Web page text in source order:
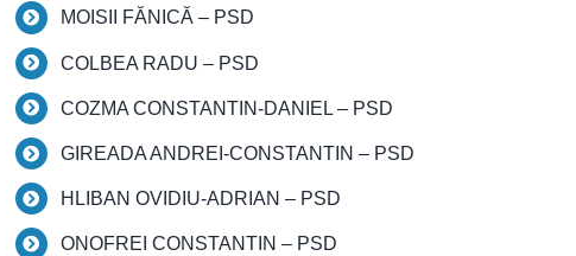
MOISII FĂNICĂ – PSD
COLBEA RADU – PSD
COZMA CONSTANTIN-DANIEL – PSD
GIREADA ANDREI-CONSTANTIN – PSD
HLIBAN OVIDIU-ADRIAN – PSD
ONOFREI CONSTANTIN – PSD